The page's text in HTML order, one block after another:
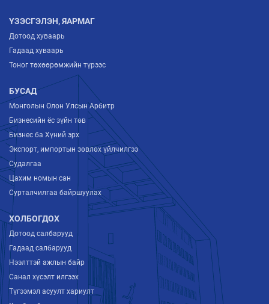
ҮЗЭСГЭЛЭН, ЯАРМАГ
Дотоод хуваарь
Гадаад хуваарь
Тоног төхөөрөмжийн түрээс
БУСАД
Монголын Олон Улсын Арбитр
Бизнесийн ёс зүйн төв
Бизнес ба Хүний эрх
Экспорт, импортын зөвлөх үйлчилгээ
Судалгаа
Цахим номын сан
Сурталчилгаа байршуулах
ХОЛБОГДОХ
Дотоод салбарууд
Гадаад салбарууд
Нээлттэй ажлын байр
Санал хүсэлт илгээх
Түгээмэл асуулт хариулт